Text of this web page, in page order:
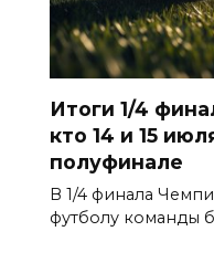
Итоги 1/4
кто 14 и 15
полуфинале
В 1/4 финала
футболу команды